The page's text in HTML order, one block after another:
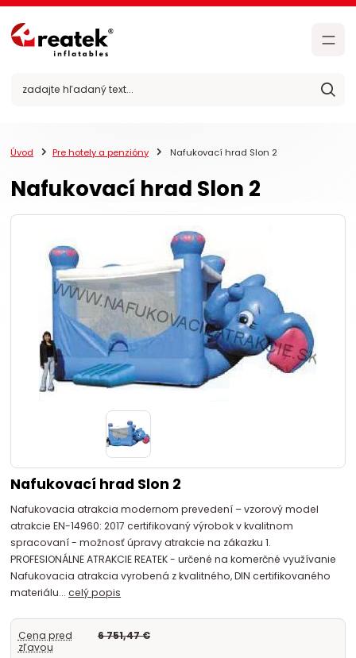
Úvod Pre hotely a penzióny Nafukovací hrad Slon 2
Nafukovací hrad Slon 2
Nafukovací hrad Slon 2
Nafukovacia atrakcia modernom prevedení – vzorový model
atrakcie EN-14960: 2017 certifikovaný výrobok v kvalitnom
spracovaní - možnosť úpravy atrakcie na zákazku 1.
PROFESIONÁLNE ATRAKCIE REATEK - určené na komerčné využívanie
Nafukovacia atrakcia vyrobená z kvalitného, DIN certifikovaného
materiálu...celý popis
Cena pred
zľavou
6 751,47 €